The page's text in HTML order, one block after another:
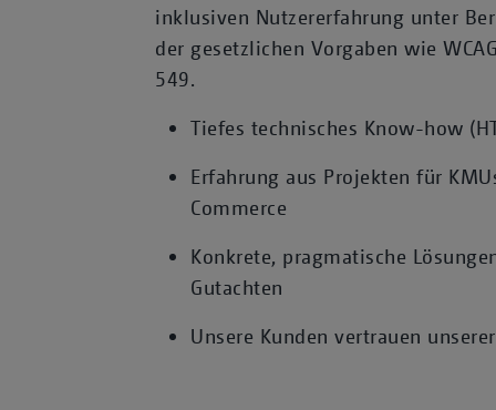
inklusiven Nutzererfahrung unter
der gesetzlichen Vorgaben wie
549.
Tiefes technisches Know-how
Erfahrung aus Projekten für
Commerce
Konkrete, pragmatische
Gutachten
Unsere Kunden vertrauen